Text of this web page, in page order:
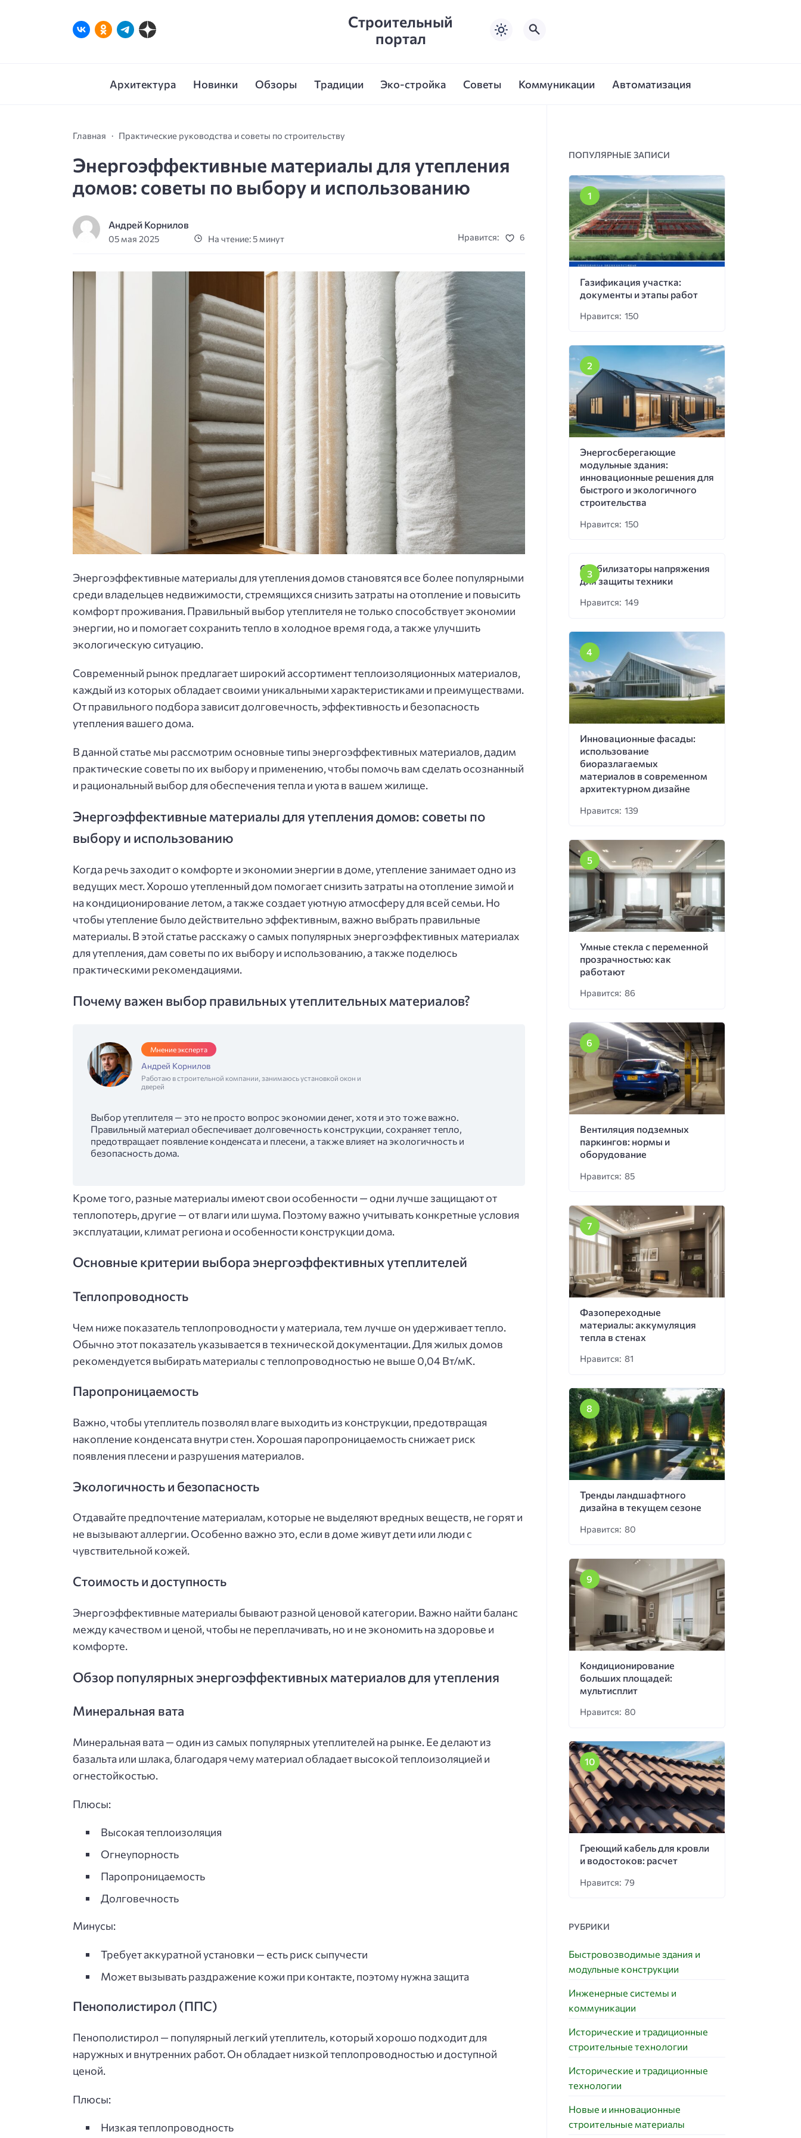
Строительный
портал
Архитектура Новинки Обзоры Традиции Эко-стройка Советы Коммуникации Автоматизация
Главная Практические руководства и советы по строительству
Энергоэффективные материалы для утепления
домов: советы по выбору и использованию
Андрей Корнилов
05 мая 2025 На чтение: 5 минут Нравится: 6
Энергоэффективные материалы для утепления домов становятся все более популярными
среди владельцев недвижимости, стремящихся снизить затраты на отопление и повысить
комфорт проживания. Правильный выбор утеплителя не только способствует экономии
энергии, но и помогает сохранить тепло в холодное время года, а также улучшить
экологическую ситуацию.
Современный рынок предлагает широкий ассортимент теплоизоляционных материалов,
каждый из которых обладает своими уникальными характеристиками и преимуществами.
От правильного подбора зависит долговечность, эффективность и безопасность
утепления вашего дома.
В данной статье мы рассмотрим основные типы энергоэффективных материалов, дадим
практические советы по их выбору и применению, чтобы помочь вам сделать осознанный
и рациональный выбор для обеспечения тепла и уюта в вашем жилище.
Энергоэффективные материалы для утепления домов: советы по
выбору и использованию
Когда речь заходит о комфорте и экономии энергии в доме, утепление занимает одно из
ведущих мест. Хорошо утепленный дом помогает снизить затраты на отопление зимой и
на кондиционирование летом, а также создает уютную атмосферу для всей семьи. Но
чтобы утепление было действительно эффективным, важно выбрать правильные
материалы. В этой статье расскажу о самых популярных энергоэффективных материалах
для утепления, дам советы по их выбору и использованию, а также поделюсь
практическими рекомендациями.
Почему важен выбор правильных утеплительных материалов?
Мнение эксперта
Андрей Корнилов
Работаю в строительной компании, занимаюсь установкой окон и
дверей
Выбор утеплителя — это не просто вопрос экономии денег, хотя и это тоже важно.
Правильный материал обеспечивает долговечность конструкции, сохраняет тепло,
предотвращает появление конденсата и плесени, а также влияет на экологичность и
безопасность дома.
Кроме того, разные материалы имеют свои особенности — одни лучше защищают от
теплопотерь, другие — от влаги или шума. Поэтому важно учитывать конкретные условия
эксплуатации, климат региона и особенности конструкции дома.
Основные критерии выбора энергоэффективных утеплителей
Теплопроводность
Чем ниже показатель теплопроводности у материала, тем лучше он удерживает тепло.
Обычно этот показатель указывается в технической документации. Для жилых домов
рекомендуется выбирать материалы с теплопроводностью не выше 0,04 Вт/мК.
Паропроницаемость
Важно, чтобы утеплитель позволял влаге выходить из конструкции, предотвращая
накопление конденсата внутри стен. Хорошая паропроницаемость снижает риск
появления плесени и разрушения материалов.
Экологичность и безопасность
Отдавайте предпочтение материалам, которые не выделяют вредных веществ, не горят и
не вызывают аллергии. Особенно важно это, если в доме живут дети или люди с
чувствительной кожей.
Стоимость и доступность
Энергоэффективные материалы бывают разной ценовой категории. Важно найти баланс
между качеством и ценой, чтобы не переплачивать, но и не экономить на здоровье и
комфорте.
Обзор популярных энергоэффективных материалов для утепления
Минеральная вата
Минеральная вата — один из самых популярных утеплителей на рынке. Ее делают из
базальта или шлака, благодаря чему материал обладает высокой теплоизоляцией и
огнестойкостью.
Плюсы:
Высокая теплоизоляция
Огнеупорность
Паропроницаемость
Долговечность
Минусы:
Требует аккуратной установки — есть риск сыпучести
Может вызывать раздражение кожи при контакте, поэтому нужна защита
Пенополистирол (ППС)
Пенополистирол — популярный легкий утеплитель, который хорошо подходит для
наружных и внутренних работ. Он обладает низкой теплопроводностью и доступной
ценой.
Плюсы:
Низкая теплопроводность
ПОПУЛЯРНЫЕ ЗАПИСИ
Газификация участка:
документы и этапы работ
Нравится: 150
Энергосберегающие
модульные здания:
инновационные решения для
быстрого и экологичного
строительства
Нравится: 150
Стабилизаторы напряжения
для защиты техники
Нравится: 149
Инновационные фасады:
использование
биоразлагаемых
материалов в современном
архитектурном дизайне
Нравится: 139
Умные стекла с переменной
прозрачностью: как
работают
Нравится: 86
Вентиляция подземных
паркингов: нормы и
оборудование
Нравится: 85
Фазопереходные
материалы: аккумуляция
тепла в стенах
Нравится: 81
Тренды ландшафтного
дизайна в текущем сезоне
Нравится: 80
Кондиционирование
больших площадей:
мультисплит
Нравится: 80
Греющий кабель для кровли
и водостоков: расчет
Нравится: 79
РУБРИКИ
Быстровозводимые здания и
модульные конструкции
Инженерные системы и
коммуникации
Исторические и традиционные
строительные технологии
Исторические и традиционные
технологии
Новые и инновационные
строительные материалы